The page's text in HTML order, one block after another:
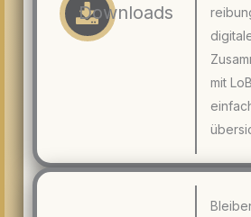
Downloads
mit